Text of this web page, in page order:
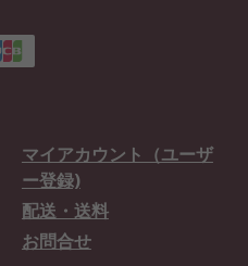
マイアカウント（ユーザ
ー登録)
配送・送料
お問合せ